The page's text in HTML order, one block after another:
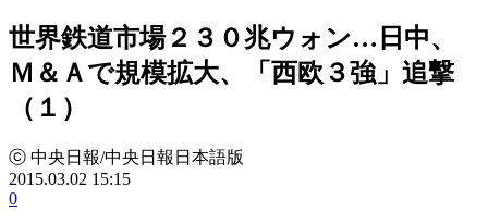
世界鉄道市場２３０兆ウォン…日中、
Ｍ＆Ａで規模拡大、「西欧３強」追撃
（１）
ⓒ 中央日報/中央日報日本語版
2015.03.02 15:15
0